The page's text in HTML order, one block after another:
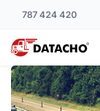
787 424 420